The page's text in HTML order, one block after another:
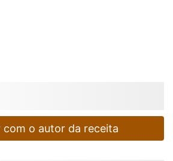
com o autor da receita